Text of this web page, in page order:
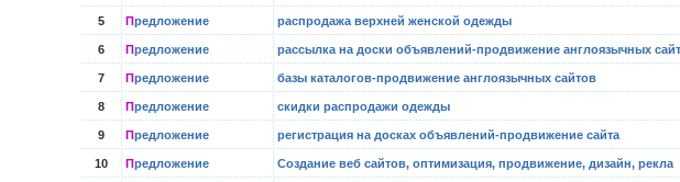
5 Предложение распродажа верхней женской одежды
6 Предложение рассылка на доски объявлений-продвижение англоязычных
7 Предложение базы каталогов-продвижение англоязычных сайтов
8 Предложение скидки распродажи одежды
9 Предложение регистрация на досках объявлений-продвижение сайта
10 Предложение Создание веб сайтов, оптимизация, продвижение, дизайн, рекла